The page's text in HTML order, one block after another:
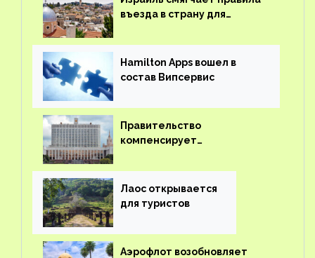
въезда в страну для
Hamilton Apps вошел в
состав Випсервис
Правительство
компенсирует
вывоз россиян из-за рубежа
Лаос открывается
для туристов
Аэрофлот возобновляет